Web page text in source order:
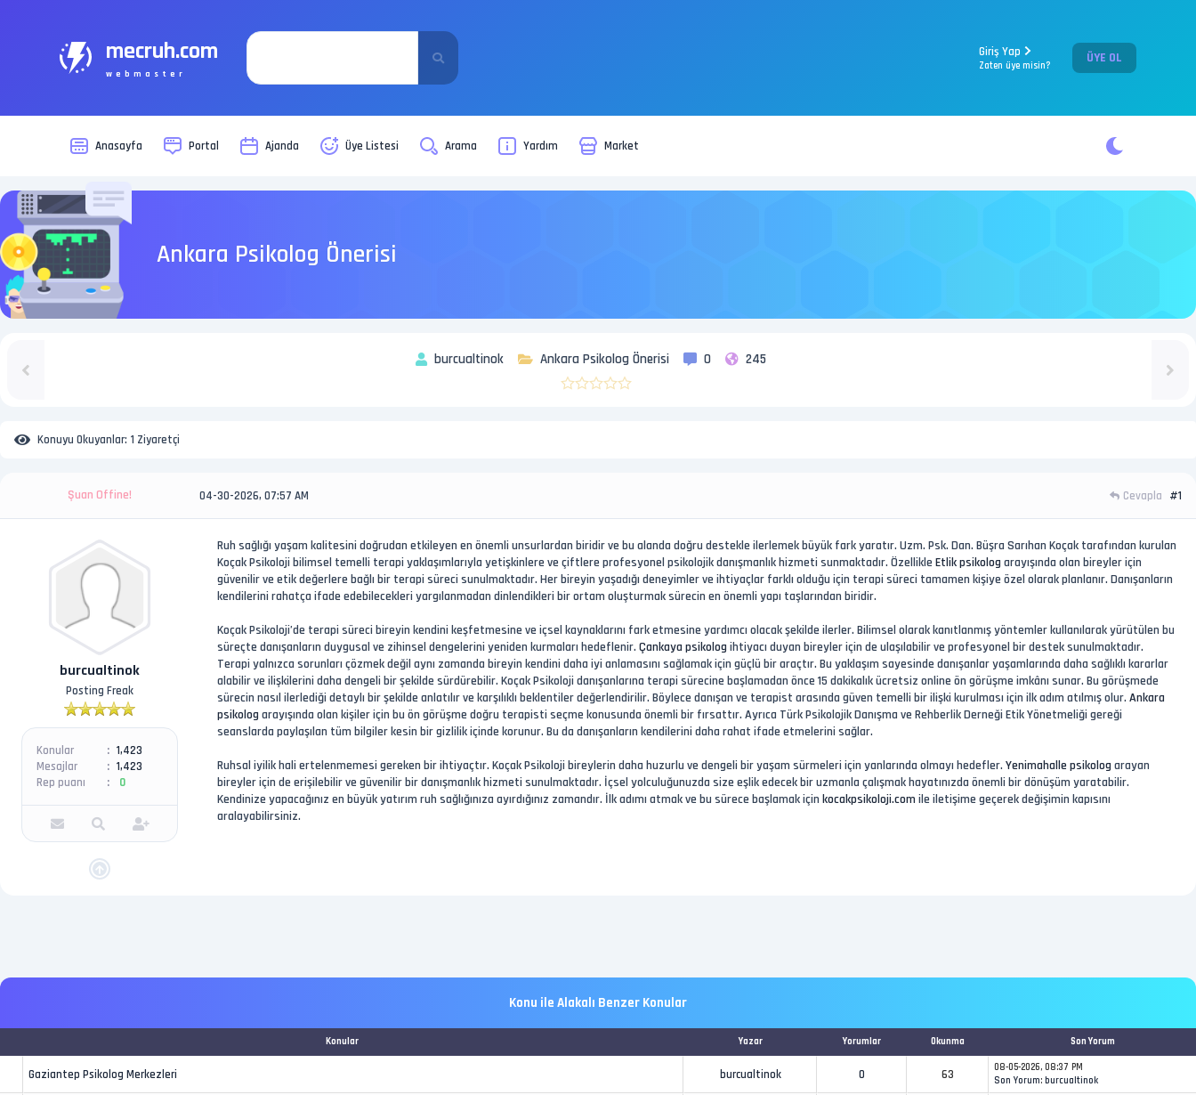
mecruh.com
webmaster
Giriş Yap
Zaten üye misin? ÜYE OL
Anasayfa Portal Ajanda Üye Listesi Arama Yardım Market
Ankara Psikolog Önerisi
burcualtinok Ankara Psikolog Önerisi 0 245
Konuyu Okuyanlar: 1 Ziyaretçi
Şuan Offine! 04-30-2026, 07:57 AM Cevapla #1
burcualtinok
Posting Freak
Konular
1,423
Mesajlar
1,423
Rep puanı
0
Ruh sağlığı yaşam kalitesini doğrudan etkileyen en önemli unsurlardan biridir ve bu alanda doğru destekle ilerlemek büyük fark yaratır. Uzm. Psk. Dan. Büşra Sarıhan Koçak tarafından kurulan
Koçak Psikoloji bilimsel temelli terapi yaklaşımlarıyla yetişkinlere ve çiftlere profesyonel psikolojik danışmanlık hizmeti sunmaktadır. Özellikle Etlik psikolog arayışında olan bireyler için
güvenilir ve etik değerlere bağlı bir terapi süreci sunulmaktadır. Her bireyin yaşadığı deneyimler ve ihtiyaçlar farklı olduğu için terapi süreci tamamen kişiye özel olarak planlanır. Danışanların
kendilerini rahatça ifade edebilecekleri yargılanmadan dinlendikleri bir ortam oluşturmak sürecin en önemli yapı taşlarından biridir.
Koçak Psikoloji’de terapi süreci bireyin kendini keşfetmesine ve içsel kaynaklarını fark etmesine yardımcı olacak şekilde ilerler. Bilimsel olarak kanıtlanmış yöntemler kullanılarak yürütülen bu
süreçte danışanların duygusal ve zihinsel dengelerini yeniden kurmaları hedeflenir. Çankaya psikolog ihtiyacı duyan bireyler için de ulaşılabilir ve profesyonel bir destek sunulmaktadır.
Terapi yalnızca sorunları çözmek değil aynı zamanda bireyin kendini daha iyi anlamasını sağlamak için güçlü bir araçtır. Bu yaklaşım sayesinde danışanlar yaşamlarında daha sağlıklı kararlar
alabilir ve ilişkilerini daha dengeli bir şekilde sürdürebilir. Koçak Psikoloji danışanlarına terapi sürecine başlamadan önce 15 dakikalık ücretsiz online ön görüşme imkânı sunar. Bu görüşmede
sürecin nasıl ilerlediği detaylı bir şekilde anlatılır ve karşılıklı beklentiler değerlendirilir. Böylece danışan ve terapist arasında güven temelli bir ilişki kurulması için ilk adım atılmış olur. Ankara
psikolog arayışında olan kişiler için bu ön görüşme doğru terapisti seçme konusunda önemli bir fırsattır. Ayrıca Türk Psikolojik Danışma ve Rehberlik Derneği Etik Yönetmeliği gereği
seanslarda paylaşılan tüm bilgiler kesin bir gizlilik içinde korunur. Bu da danışanların kendilerini daha rahat ifade etmelerini sağlar.
Ruhsal iyilik hali ertelenmemesi gereken bir ihtiyaçtır. Koçak Psikoloji bireylerin daha huzurlu ve dengeli bir yaşam sürmeleri için yanlarında olmayı hedefler. Yenimahalle psikolog arayan
bireyler için de erişilebilir ve güvenilir bir danışmanlık hizmeti sunulmaktadır. İçsel yolculuğunuzda size eşlik edecek bir uzmanla çalışmak hayatınızda önemli bir dönüşüm yaratabilir.
Kendinize yapacağınız en büyük yatırım ruh sağlığınıza ayırdığınız zamandır. İlk adımı atmak ve bu sürece başlamak için kocakpsikoloji.com ile iletişime geçerek değişimin kapısını
aralayabilirsiniz.
Konu ile Alakalı Benzer Konular
Konular Yazar Yorumlar Okunma Son Yorum
Gaziantep Psikolog Merkezleri burcualtinok 0 63
08-05-2026, 08:37 PM
Son Yorum: burcualtinok